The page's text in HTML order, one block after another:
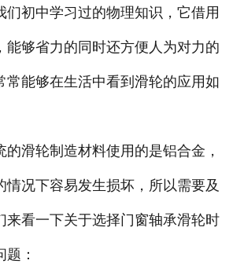
初中学习过的物理知识，它借用
能够省力的同时还方便人为对力的
常能够在生活中看到滑轮的应用如
滑轮制造材料使用的是铝合金，
情况下容易发生损坏，所以需要及
来看一下关于选择门窗轴承滑轮时
：